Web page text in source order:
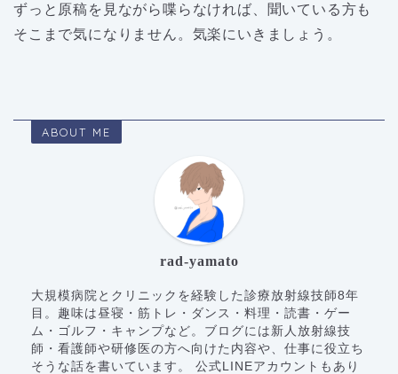
ずっと原稿を見ながら喋らなければ、聞いている方も
そこまで気になりません。気楽にいきましょう。
ABOUT ME
rad-yamato
大規模病院とクリニックを経験した診療放射線技師8年
目。趣味は昼寝・筋トレ・ダンス・料理・読書・ゲー
ム・ゴルフ・キャンプなど。ブログには新人放射線技
師・看護師や研修医の方へ向けた内容や、仕事に役立ち
そうな話を書いています。 公式LINEアカウントもあり